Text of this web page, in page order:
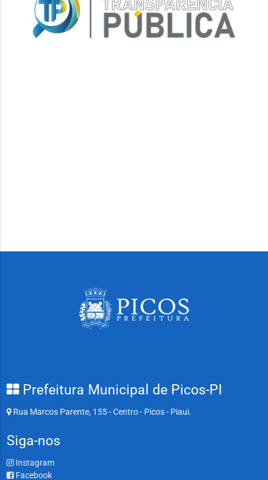
Prefeitura Municipal de Picos-PI
Rua Marcos Parente, 155 - Centro - Picos - Piaui.
Siga-nos
Instagram
Facebook